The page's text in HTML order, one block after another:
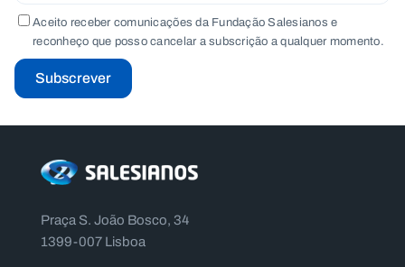
Aceito receber comunicações da Fundação Salesianos e
reconheço que posso cancelar a subscrição a qualquer momento.
Subscrever
Praça S. João Bosco, 34
1399-007 Lisboa